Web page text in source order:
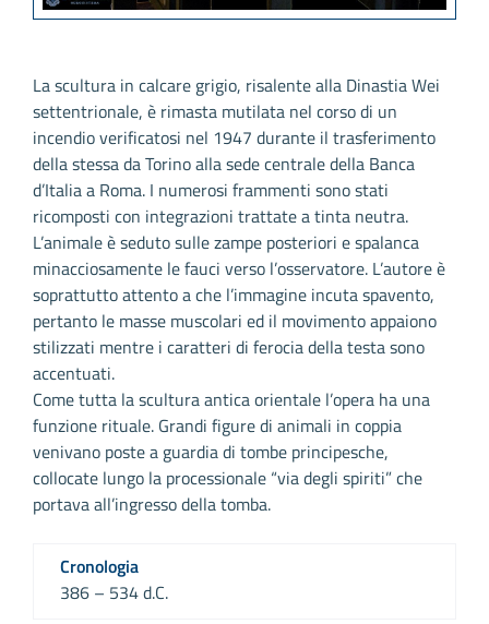
La scultura in calcare grigio, risalente alla Dinastia Wei
settentrionale, è rimasta mutilata nel corso di un
incendio verificatosi nel 1947 durante il trasferimento
della stessa da Torino alla sede centrale della Banca
d’Italia a Roma. I numerosi frammenti sono stati
ricomposti con integrazioni trattate a tinta neutra.
L’animale è seduto sulle zampe posteriori e spalanca
minacciosamente le fauci verso l’osservatore. L’autore è
soprattutto attento a che l’immagine incuta spavento,
pertanto le masse muscolari ed il movimento appaiono
stilizzati mentre i caratteri di ferocia della testa sono
accentuati.
Come tutta la scultura antica orientale l’opera ha una
funzione rituale. Grandi figure di animali in coppia
venivano poste a guardia di tombe principesche,
collocate lungo la processionale “via degli spiriti” che
portava all’ingresso della tomba.
Cronologia
386 – 534 d.C.